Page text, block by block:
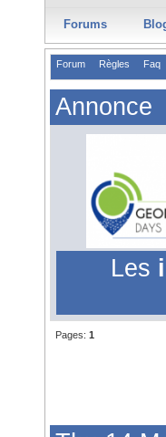
Forums
Forum Règles Faq
Annonce
Les
Pages: 1